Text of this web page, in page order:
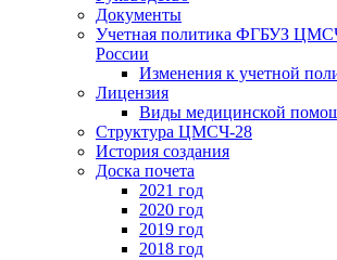
Документы
Учетная политика ФГБУЗ
России
Изменения к учетной
Лицензия
Виды медицинской
Структура ЦМСЧ-28
История создания
Доска почета
2021 год
2020 год
2019 год
2018 год